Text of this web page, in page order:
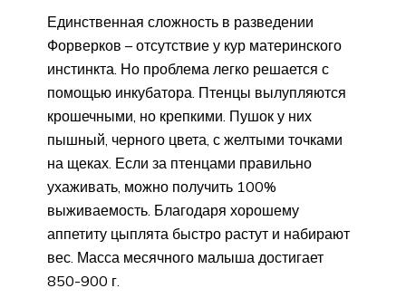
Единственная сложность в разведении
Форверков – отсутствие у кур материнского
инстинкта. Но проблема легко решается с
помощью инкубатора. Птенцы вылупляются
крошечными, но крепкими. Пушок у них
пышный, черного цвета, с желтыми точками
на щеках. Если за птенцами правильно
ухаживать, можно получить 100%
выживаемость. Благодаря хорошему
аппетиту цыплята быстро растут и набирают
вес. Масса месячного малыша достигает
850-900 г.